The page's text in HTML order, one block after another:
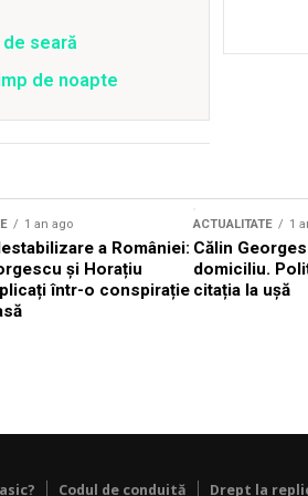
seară
de noapte
1 an ago
a României:
și Horațiu
într-o conspirație
ACTUALITATE 1
Călin
domiciliu.
citația la ușă
Codul de conduită Drept la